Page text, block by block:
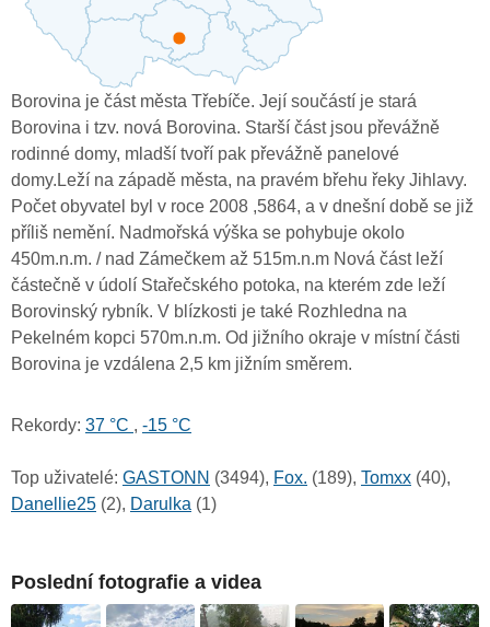
Borovina je část města Třebíče. Její součástí je stará
Borovina i tzv. nová Borovina. Starší část jsou převážně
rodinné domy, mladší tvoří pak převážně panelové
domy.Leží na západě města, na pravém břehu řeky Jihlavy.
Počet obyvatel byl v roce 2008 ,5864, a v dnešní době se již
příliš nemění. Nadmořská výška se pohybuje okolo
450m.n.m. / nad Zámečkem až 515m.n.m Nová část leží
částečně v údolí Stařečského potoka, na kterém zde leží
Borovinský rybník. V blízkosti je také Rozhledna na
Pekelném kopci 570m.n.m. Od jižního okraje v místní části
Borovina je vzdálena 2,5 km jižním směrem.
Rekordy: 37 °C , -15 °C
Top uživatelé: GASTONN (3494), Fox. (189), Tomxx (40),
Danellie25 (2), Darulka (1)
Poslední fotografie a videa